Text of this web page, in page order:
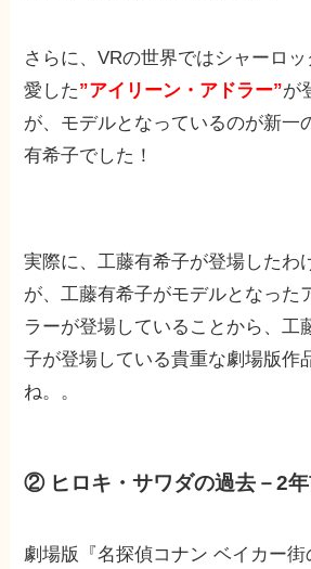
さらに、VRの世界ではシャーロ
愛した”アイリーン・アドラー”が
が、モデルとなっているのが新一
有希子でした！
実際に、工藤有希子が登場したわ
が、工藤有希子がモデルとなった
ラーが登場していることから、工
子が登場している貴重な劇場版作
ね。。
② ヒロキ・サワダの過去－2
劇場版『名探偵コナン ベイカー